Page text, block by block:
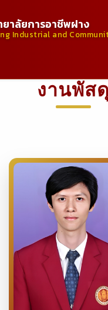
ยาลัยการอาชีพฝาง
Industrial and
งานพัสดุ